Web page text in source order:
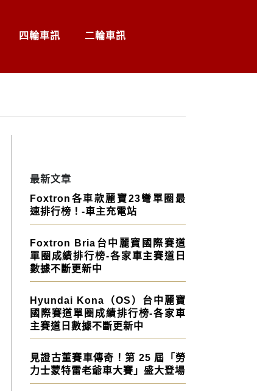
四輪車訊 二輪車訊
最新文章
Foxtron各車款麗寶23彎單圈最
速排行榜！-車主充電站
Foxtron Bria台中麗寶國際賽道
單圈成績排行榜-各家車主賽道日
數據不斷更新中
Hyundai Kona（OS）台中麗寶
國際賽道單圈成績排行榜-各家車
主賽道日數據不斷更新中
見證古董賽車傳奇！第 25 屆「勞
力士蒙特雷老爺車大賽」盛大登場